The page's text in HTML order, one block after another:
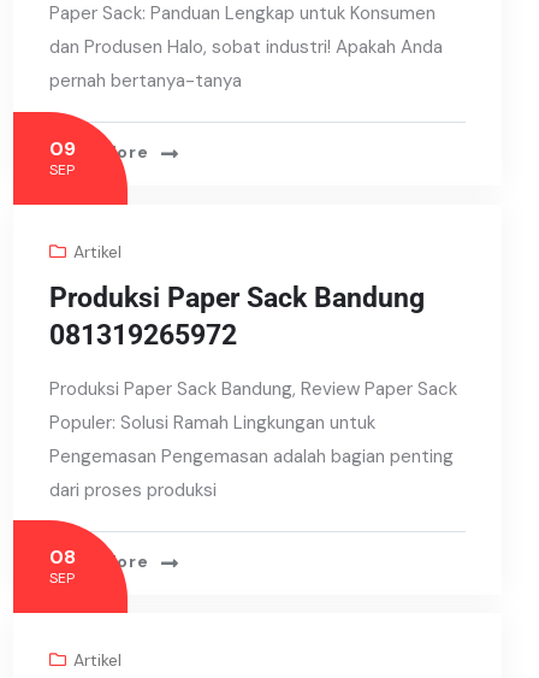
Paper Sack: Panduan Lengkap untuk Konsumen
dan Produsen Halo, sobat industri! Apakah Anda
pernah bertanya-tanya
Read More
09
SEP
Artikel
Produksi Paper Sack Bandung
081319265972
Produksi Paper Sack Bandung, Review Paper Sack
Populer: Solusi Ramah Lingkungan untuk
Pengemasan Pengemasan adalah bagian penting
dari proses produksi
Read More
08
SEP
Artikel